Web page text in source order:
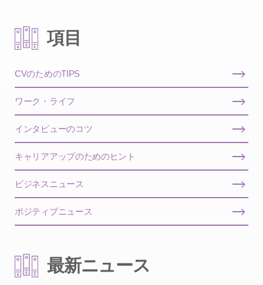
項目
CVのためのTIPS
ワーク・ライフ
インタビューのコツ
キャリアアップのためのヒント
ビジネスニュース
ポジティブニュース
最新ニュース